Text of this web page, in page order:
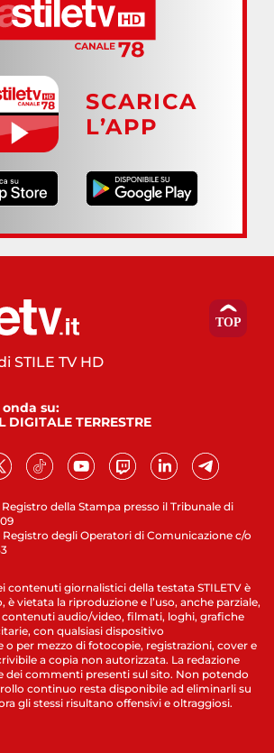
SCARICA
L’APP
della Stampa presso il Tribunale di
degli Operatori di Comunicazione c/o
STILE TV HD
onda su:
DIGITALE TERRESTRE
contenuti giornalistici della testata STILETV è
è vietata la riproduzione e l’uso, anche parziale,
audio/video, filmati, loghi, grafiche
con qualsiasi dispositivo
per mezzo di fotocopie, registrazioni, cover e
a copia non autorizzata. La redazione
dei commenti presenti sul sito. Non potendo
continuo resta disponibile ad eliminarli su
gli stessi risultano offensivi e oltraggiosi.